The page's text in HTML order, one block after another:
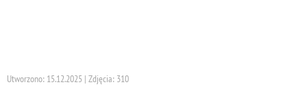
Utworzono: 15.12.2025 | Zdjęcia: 310